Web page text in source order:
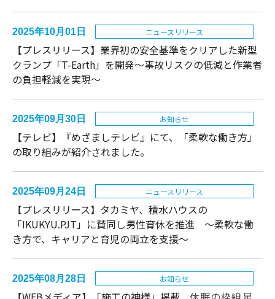
2025年10月01日 ニュースリリース
【プレスリリース】業界初の安全基準をクリアした新型
クランプ「T-Earth」を開発〜事故リスクの低減と作業者
の負担軽減を実現〜
2025年09月30日 お知らせ
【テレビ】『めざましテレビ』にて、「柔軟な働き方」
の取り組みが紹介されました。
2025年09月24日 ニュースリリース
【プレスリリース】タカミヤ、積水ハウスの
「IKUKYU.PJT」に賛同し男性育休を推進 〜柔軟な働
き方で、キャリアと育児の両立を支援〜
2025年08月28日 お知らせ